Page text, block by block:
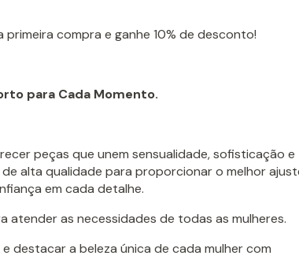
primeira compra e ganhe 10% de desconto!
para Cada Momento.
peças que unem sensualidade, sofisticação e
alta qualidade para proporcionar o melhor
em cada detalhe.
atender as necessidades de todas as mulheres.
destacar a beleza única de cada mulher com